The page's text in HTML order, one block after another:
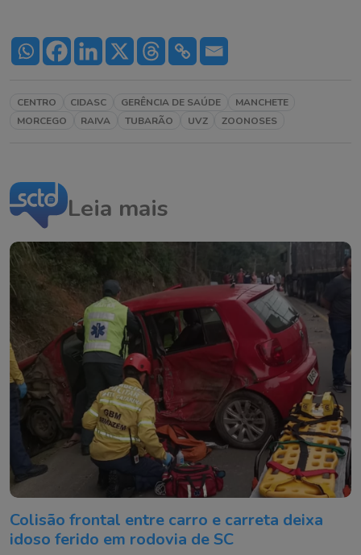
CENTRO CIDASC GERÊNCIA DE SAÚDE
MANCHETE
MORCEGO
RAIVA TUBARÃO UVZ ZOONOSES
Leia mais
Colisão frontal entre carro e carreta deixa
idoso ferido em rodovia de SC